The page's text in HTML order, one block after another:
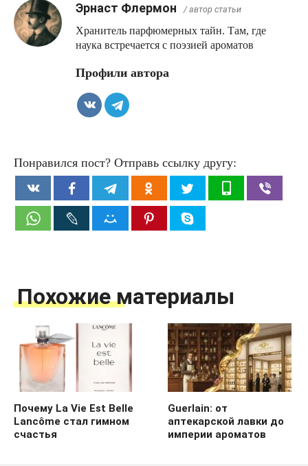
Эрнаст Флермон / автор статьи
Хранитель парфюмерных тайн. Там, где
наука встречается с поэзией ароматов
Профили автора
Понравился пост? Отправь ссылку другу:
Похожие материалы
Почему La Vie Est Belle
Lancôme стал гимном
счастья
Guerlain: от
аптекарской лавки до
империи ароматов